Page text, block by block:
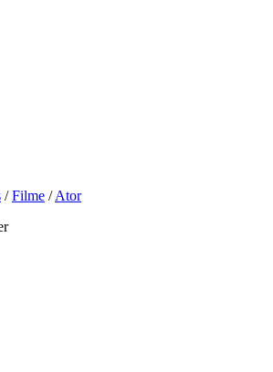
/Filme /Ator